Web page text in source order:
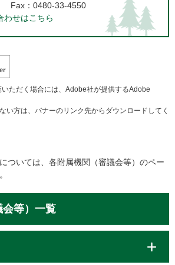
Fax：0480-33-4550
わせはこちら
ただく場合には、Adobe社が提供するAdobe
い方は、バナーのリンク先からダウンロードしてく
ついては、各附属機関（審議会等）のペー
会等）一覧